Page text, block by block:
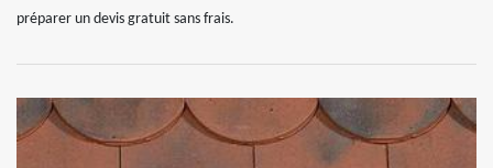
préparer un devis gratuit sans frais.